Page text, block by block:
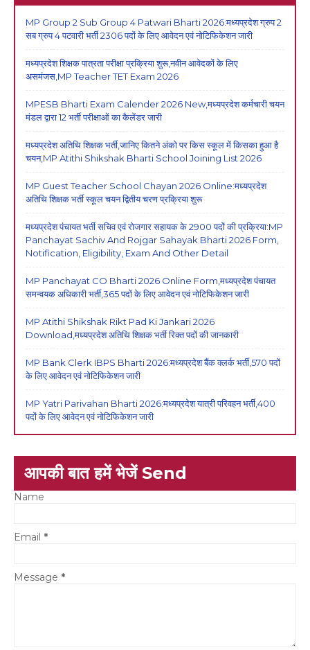
MP Group 2 Sub Group 4 Patwari Bharti 2026:मध्यप्रदेश ग्रुप 2
सब ग्रुप 4 पटवारी भर्ती 2306 पदों के लिए आवेदन एवं नोटिफिकेशन जारी
मध्यप्रदेश शिक्षक पात्रता परीक्षा प्रक्रिया शुरू,नवीन आवेदकों के लिए
असमंजस,MP Teacher TET Exam 2026
MPESB Bharti Exam Calender 2026 New,मध्यप्रदेश कर्मचारी चयन
मंडल द्वारा 12 भर्ती परीक्षाओं का कैलेंडर जारी
मध्यप्रदेश अतिथि शिक्षक भर्ती,जानिए कितने अंको पर किस स्कूल में किसका हुआ है
चयन,MP Atithi Shikshak Bharti School Joining List 2026
MP Guest Teacher School Chayan 2026 Online:मध्यप्रदेश
अतिथि शिक्षक भर्ती स्कूल चयन द्वितीय चरण प्रक्रिया शुरू
मध्यप्रदेश पंचायत भर्ती सचिव एवं रोजगार सहायक के 2900 पदों की प्रक्रिया:MP
Panchayat Sachiv And Rojgar Sahayak Bharti 2026 Form,
Notification, Eligibility, Exam And Other Detail
MP Panchayat CO Bharti 2026 Online Form,मध्यप्रदेश पंचायत
समन्वयक अधिकारी भर्ती,365 पदों के लिए आवेदन एवं नोटिफिकेशन जारी
MP Atithi Shikshak Rikt Pad Ki Jankari 2026
Download,मध्यप्रदेश अतिथि शिक्षक भर्ती रिक्त पदों की जानकारी
MP Bank Clerk IBPS Bharti 2026:मध्यप्रदेश बैंक क्लर्क भर्ती,570 पदों
के लिए आवेदन एवं नोटिफिकेशन जारी
MP Yatri Parivahan Bharti 2026:मध्यप्रदेश यात्री परिवहन भर्ती,400
पदों के लिए आवेदन एवं नोटिफिकेशन जारी
आपकी बात हमें भेजें Send
Name
Email *
Message *